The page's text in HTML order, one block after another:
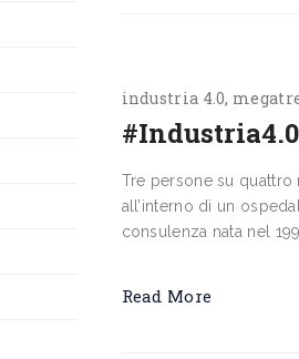
industria 4.0
Tre persone su quattro
all’interno di un
consulenza nata nel
Read More